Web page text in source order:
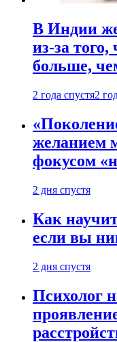
В Индии
из-за
больше,
2 года спустя2
желанием
фокусом
2 дня спустя
Как
если вы
2 дня спустя
Психолог